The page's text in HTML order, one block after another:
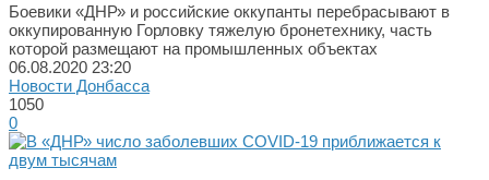
Боевики «ДНР» и российские оккупанты перебрасывают в
оккупированную Горловку тяжелую бронетехнику, часть
которой размещают на промышленных объектах
06.08.2020 23:20
Новости Донбасса
1050
0